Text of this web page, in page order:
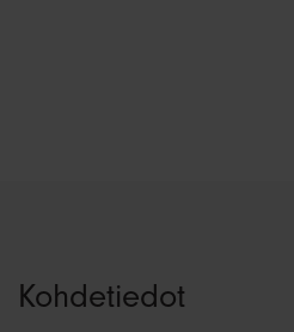
Kohdetiedot